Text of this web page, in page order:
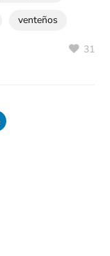
venteños
31